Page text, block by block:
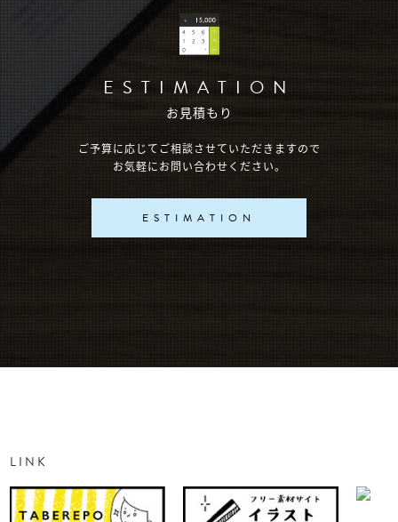
ESTIMATION
お見積もり
ご予算に応じてご相談させていただきますので
お気軽にお問い合わせください。
ESTIMATION
LINK